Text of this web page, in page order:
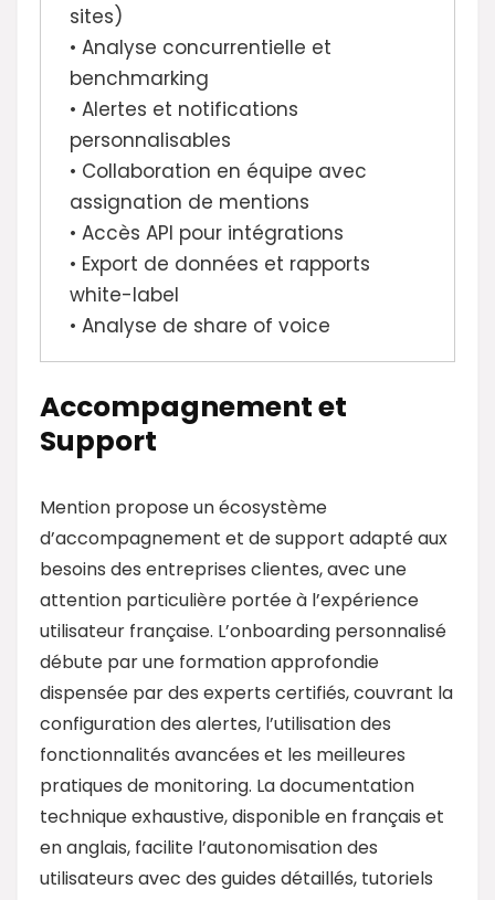
sites)
• Analyse concurrentielle et
benchmarking
• Alertes et notifications
personnalisables
• Collaboration en équipe avec
assignation de mentions
• Accès API pour intégrations
• Export de données et rapports
white-label
• Analyse de share of voice
Accompagnement et
Support
Mention propose un écosystème
d’accompagnement et de support adapté aux
besoins des entreprises clientes, avec une
attention particulière portée à l’expérience
utilisateur française. L’onboarding personnalisé
débute par une formation approfondie
dispensée par des experts certifiés, couvrant la
configuration des alertes, l’utilisation des
fonctionnalités avancées et les meilleures
pratiques de monitoring. La documentation
technique exhaustive, disponible en français et
en anglais, facilite l’autonomisation des
utilisateurs avec des guides détaillés, tutoriels